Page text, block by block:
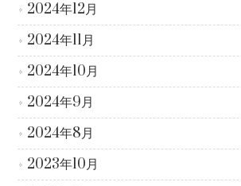
2024年12月
2024年11月
2024年10月
2024年9月
2024年8月
2023年10月